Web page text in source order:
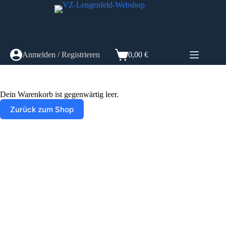
Anmelden / Registrieren Warenkorb
0,00 €
Dein Warenkorb ist gegenwärtig leer.
Zurück zum Shop